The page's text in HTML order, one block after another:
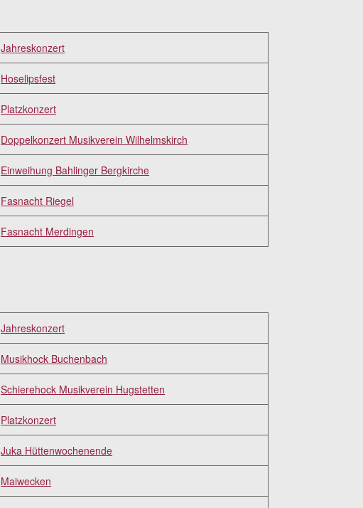
Jahreskonzert
Hoselipsfest
Platzkonzert
Doppelkonzert Musikverein Wilhelmskirch
Einweihung Bahlinger Bergkirche
Fasnacht Riegel
Fasnacht Merdingen
Jahreskonzert
Musikhock Buchenbach
Schierehock Musikverein Hugstetten
Platzkonzert
Juka Hüttenwochenende
Maiwecken